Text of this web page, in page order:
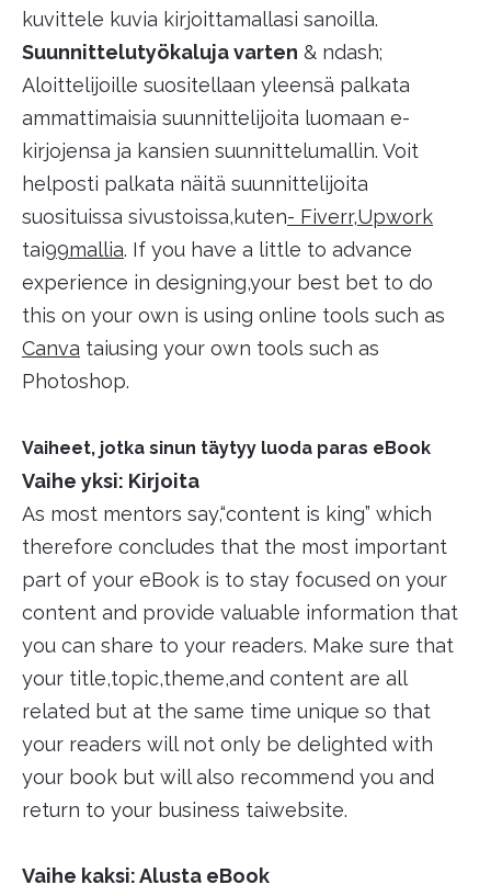
kuvittele kuvia kirjoittamallasi sanoilla.
Suunnittelutyökaluja varten & ndash;
Aloittelijoille suositellaan yleensä palkata
ammattimaisia suunnittelijoita luomaan e-
kirjojensa ja kansien suunnittelumallin. Voit
helposti palkata näitä suunnittelijoita
suosituissa sivustoissa,kuten- Fiverr,Upwork
tai99mallia. If you have a little to advance
experience in designing,your best bet to do
this on your own is using online tools such as
Canva taiusing your own tools such as
Photoshop.
Vaiheet, jotka sinun täytyy luoda paras eBook
Vaihe yksi: Kirjoita
As most mentors say,“content is king” which
therefore concludes that the most important
part of your eBook is to stay focused on your
content and provide valuable information that
you can share to your readers. Make sure that
your title,topic,theme,and content are all
related but at the same time unique so that
your readers will not only be delighted with
your book but will also recommend you and
return to your business taiwebsite.
Vaihe kaksi: Alusta eBook